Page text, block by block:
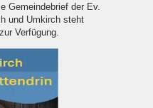
Gemeindebrief der Ev.
und Umkirch steht
Verfügung.